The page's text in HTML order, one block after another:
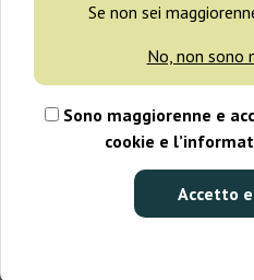
Se non sei
No, non sono
Sono maggiorenne e
cookie e
Accetto